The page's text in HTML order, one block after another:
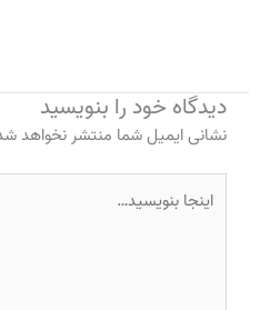
دیدگاه‌ خود را بنویسید
نشانی ایمیل شما منتشر نخواهد
بنویسید…